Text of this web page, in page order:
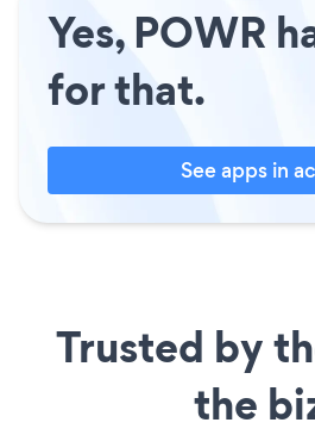
Yes, POWR
for that.
See apps in
Trusted by
the